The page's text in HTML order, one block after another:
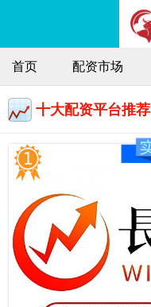
首页 配资市场
十大配资平台推荐